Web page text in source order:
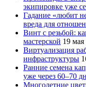
экипировке уже
Гадание «любит
вреда для
Винт с резьбой:
мастерской 19 мая
Виртуализация
инфраструктуры
Ранние семена
уже через 60–70
Многолетние